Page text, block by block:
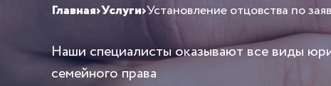
Главная›Услуги›Установление отцовства по
Наши специалисты оказывают все виды
семейного права